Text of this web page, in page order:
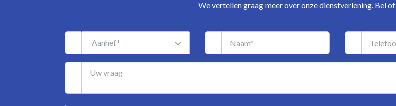
We vertellen graag meer over onze dienstverlening. Bel
Aanhef*